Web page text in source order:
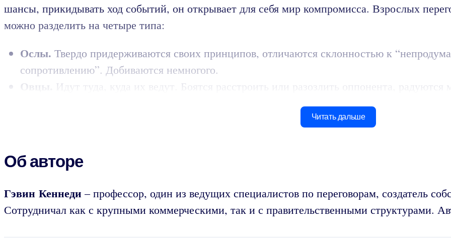
шансы, прикидывать ход событий, он открывает для себя мир компромисса. Взрослых
можно разделить на четыре типа:
Ослы. Твердо придерживаются своих принципов, отличаются склонностью к
сопротивлению”. Добиваются немногого.
Овцы. Идут туда, куда их ведут. Боятся расстроить или разозлить оппонента,
Читать дальше
Об авторе
Гэвин Кеннеди – профессор, один из ведущих специалистов по переговорам, создатель
Сотрудничал как с крупными коммерческими, так и с правительственными структурами.